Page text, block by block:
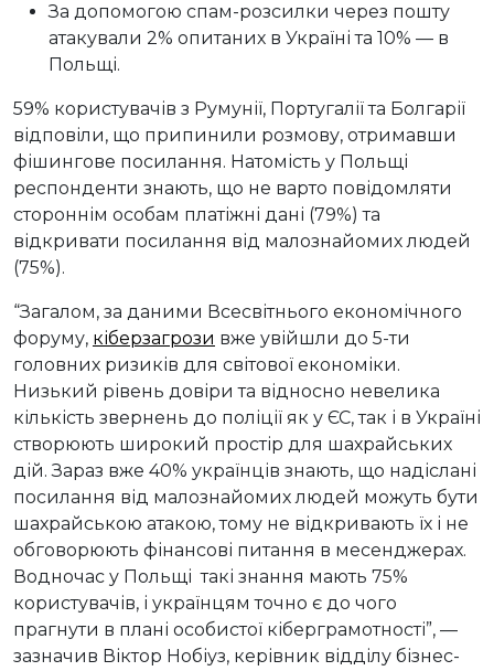
За допомогою спам-розсилки через пошту
атакували 2% опитаних в Україні та 10% — в
Польщі.
59% користувачів з Румунії, Португалії та Болгарії
відповіли, що припинили розмову, отримавши
фішингове посилання. Натомість у Польщі
респонденти знають, що не варто повідомляти
стороннім особам платіжні дані (79%) та
відкривати посилання від малознайомих людей
(75%).
“Загалом, за даними Всесвітнього економічного
форуму, кіберзагрози вже увійшли до 5-ти
головних ризиків для світової економіки.
Низький рівень довіри та відносно невелика
кількість звернень до поліції як у ЄС, так і в Україні
створюють широкий простір для шахрайських
дій. Зараз вже 40% українців знають, що надіслані
посилання від малознайомих людей можуть бути
шахрайською атакою, тому не відкривають їх і не
обговорюють фінансові питання в месенджерах.
Водночас у Польщі такі знання мають 75%
користувачів, і українцям точно є до чого
прагнути в плані особистої кіберграмотності”, —
зазначив Віктор Нобіуз, керівник відділу бізнес-